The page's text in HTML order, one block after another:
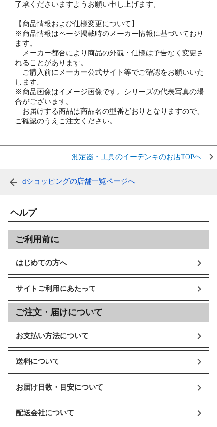
了承くださいますようお願い申し上げます。
【商品情報および仕様変更について】
※商品情報はページ掲載時のメーカー情報に基づいており
ます。
メーカー都合により商品の外観・仕様は予告なく変更さ
れることがあります。
ご購入前にメーカー公式サイト等でご確認をお願いいた
します。
※商品画像はイメージ画像です。シリーズの代表写真の場
合がございます。
お届けする商品は商品名の型番どおりとなりますので、
ご確認のうえご注文ください。
測定器・工具のイーデンキのお店TOPへ
dショッピングの店舗一覧ページへ
ヘルプ
ご利用前に
はじめての方へ
サイトご利用にあたって
ご注文・届けについて
お支払い方法について
送料について
お届け日数・目安について
配送会社について